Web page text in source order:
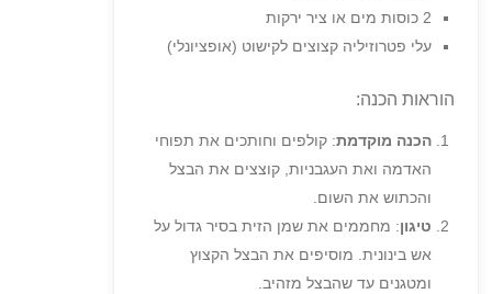
2 כוסות מים או ציר ירקות
עלי פטרוזיליה קצוצים לקישוט (אופציונלי)
הוראות הכנה:
הכנה מוקדמת: קולפים וחותכים את תפוחי
האדמה ואת העגבניות, קוצצים את הבצל
והכתוש את השום.
טיגון: מחממים את שמן הזית בסיר גדול על
אש בינונית. מוסיפים את הבצל הקצוץ
ומטגנים עד שהבצל מזהיב.